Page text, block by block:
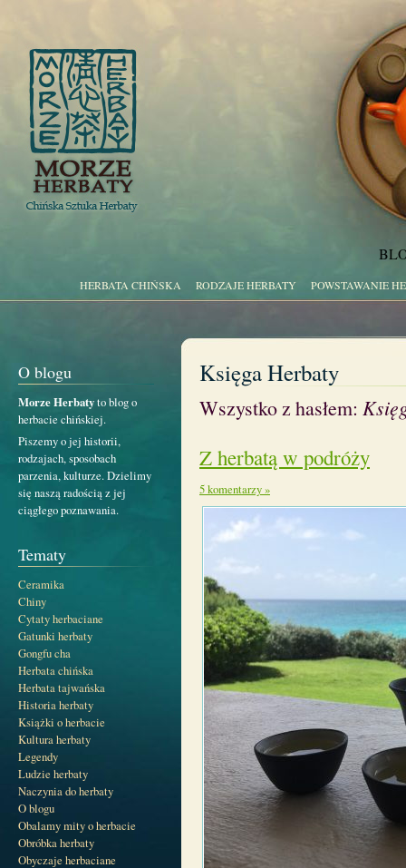
HERBATA CHIŃSKA RODZAJE HERBATY POWSTAWANIE
O blogu
Morze Herbatyto blog o
herbacie chińskiej.
Piszemy o jej historii,
rodzajach, sposobach
parzenia, kulturze. Dzielimy
się naszą radością z jej
ciągłego poznawania.
Tematy
Ceramika
Chiny
Cytaty herbaciane
Gatunki herbaty
Gongfu cha
Herbata chińska
Herbata tajwańska
Historia herbaty
Książki o herbacie
Kultura herbaty
Legendy
Ludzie herbaty
Naczynia do herbaty
O blogu
Obalamy mity o herbacie
Obróbka herbaty
Obyczaje herbaciane
Księga Herbaty
Wszystko z hasłem:
Z herbatą w podróży
5 komentarzy »